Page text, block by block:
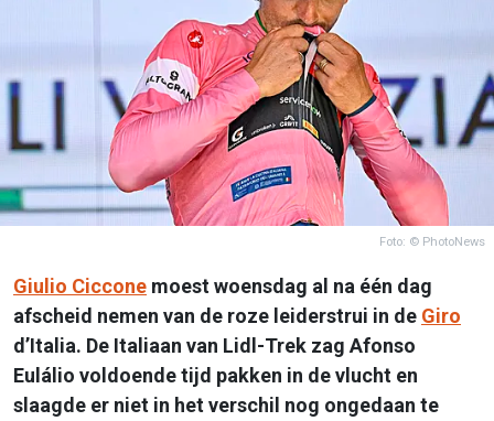
Foto: © PhotoNews
Giulio Ciccone moest woensdag al na één dag
afscheid nemen van de roze leiderstrui in de Giro
d’Italia. De Italiaan van Lidl-Trek zag Afonso
Eulálio voldoende tijd pakken in de vlucht en
slaagde er niet in het verschil nog ongedaan te